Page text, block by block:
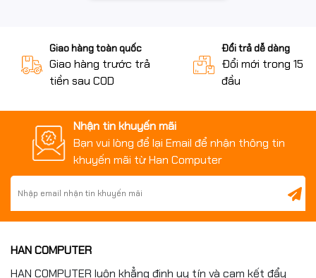
✅ Bảo hành đầy đủ theo tiêu chuẩn hãng
✅ Giá cạnh tranh
✅ Tư vấn kỹ thuật chuyên sâu
Liên hệ ngay: 0961.430.383để được tư vấn và nhận
báo giá tốt nhất hôm nay!
Giao hàng toàn quốc
Giao hàng trước trả
tiền sau COD
Đổi trả dễ dàng
Đổi mới trong 15
đầu
Nhận tin khuyến mãi
Bạn vui lòng để lại Email để nhận thông tin
khuyến mãi từ Han Computer
HAN COMPUTER
HAN COMPUTER luôn khẳng định uy tín và cam kết đẩy